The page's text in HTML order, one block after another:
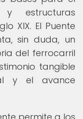
estructuras
XIX. El Puente
sin duda, un
del ferrocarril
tangible
y el avance